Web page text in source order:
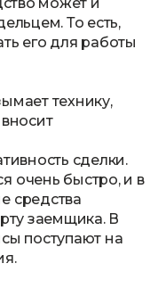
может и
То есть,
его для работы
технику,
сделки.
очень быстро, и в
средства
заемщика. В
поступают на